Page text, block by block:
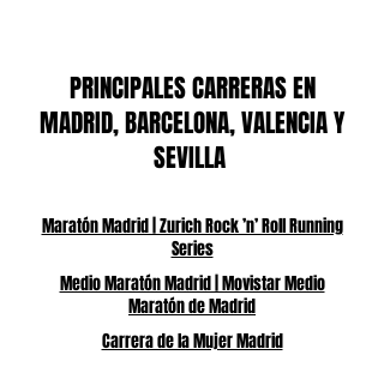
PRINCIPALES CARRERAS EN
MADRID, BARCELONA, VALENCIA Y
SEVILLA
Maratón Madrid | Zurich Rock ’n’ Roll Running
Series
Medio Maratón Madrid | Movistar Medio
Maratón de Madrid
Carrera de la Mujer Madrid